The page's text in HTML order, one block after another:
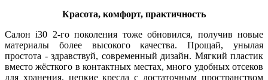
Красота, комфорт, практичность
Салон i30 2-го поколения тоже обновился, получив новые
материалы более высокого качества. Прощай, унылая
простота - здравствуй, современный дизайн. Мягкий пластик
вместо жёсткого в контактных местах, много удобных отсеков
для хранения, цепкие кресла с достаточным пространством